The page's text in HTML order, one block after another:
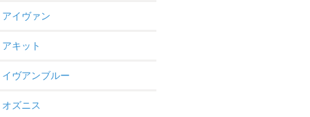
アイヴァン
アキット
イヴアンブルー
オズニス